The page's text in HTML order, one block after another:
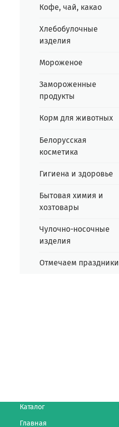
Кофе, чай, какао
Хлебобулочные
изделия
Мороженое
Замороженные
продукты
Корм для животных
Белорусская
косметика
Гигиена и здоровье
Бытовая химия и
хозтовары
Чулочно-носочные
изделия
Отмечаем праздники
Каталог
Главная